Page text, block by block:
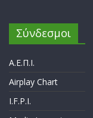
Σύνδεσμοι
Α.Ε.Π.Ι.
Airplay Chart
I.F.P.I.